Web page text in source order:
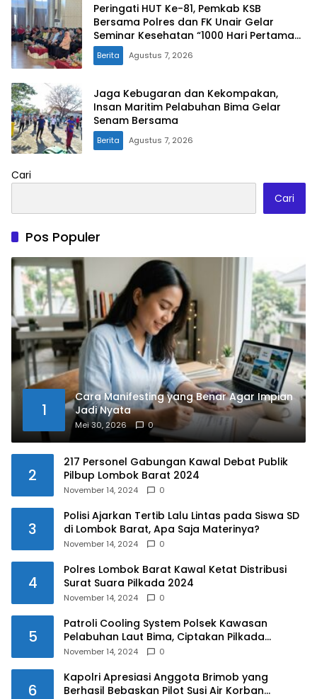
Peringati HUT Ke-81, Pemkab KSB
Bersama Polres dan FK Unair Gelar
Seminar Kesehatan “1000 Hari Pertama
Kehidupan”
Berita Agustus 7, 2026
Jaga Kebugaran dan Kekompakan,
Insan Maritim Pelabuhan Bima Gelar
Senam Bersama
Berita Agustus 7, 2026
Cari
Cari
Pos Populer
1
Cara Manifesting yang Benar Agar Impian
Jadi Nyata
Mei 30, 2026 0
2
217 Personel Gabungan Kawal Debat Publik
Pilbup Lombok Barat 2024
November 14, 2024 0
3
Polisi Ajarkan Tertib Lalu Lintas pada Siswa SD
di Lombok Barat, Apa Saja Materinya?
November 14, 2024 0
4
Polres Lombok Barat Kawal Ketat Distribusi
Surat Suara Pilkada 2024
November 14, 2024 0
5
Patroli Cooling System Polsek Kawasan
Pelabuhan Laut Bima, Ciptakan Pilkada
Serentak 2024 yang Aman dan Damai
November 14, 2024 0
6
Kapolri Apresiasi Anggota Brimob yang
Berhasil Bebaskan Pilot Susi Air Korban